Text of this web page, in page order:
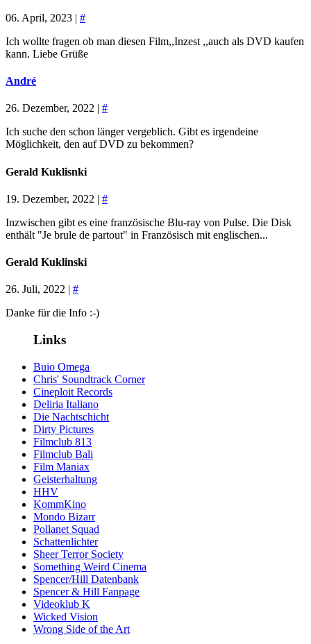
06. April, 2023 | #
Ich wollte fragen ob man diesen Film,,Inzest ,,auch als DVD kaufen
kann. Liebe Grüße
André
26. Dezember, 2022 | #
Ich suche den schon länger vergeblich. Gibt es irgendeine
Möglichkeit, den auf DVD zu bekommen?
Gerald Kuklisnki
19. Dezember, 2022 | #
Inzwischen gibt es eine französische Blu-ray von Pulse. Die Disk
enthält "Je brule de partout" in Französisch mit englischen...
Gerald Kuklinski
26. Juli, 2022 | #
Danke für die Info :-)
Links
Buio Omega
Chris' Soundtrack Corner
Cineploit Records
Deliria Italiano
Die Nachtschicht
Dirty Pictures
Filmclub 813
Filmclub Bali
Film Maniax
Geisterhaltung
HHV
KommKino
Mondo Bizarr
Pollanet Squad
Schattenlichter
Sheer Terror Society
Something Weird Cinema
Spencer/Hill Datenbank
Spencer & Hill Fanpage
Videoklub K
Wicked Vision
Wrong Side of the Art